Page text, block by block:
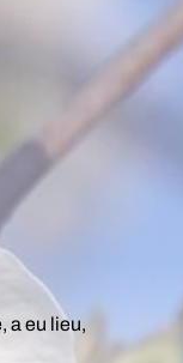
a eu lieu,